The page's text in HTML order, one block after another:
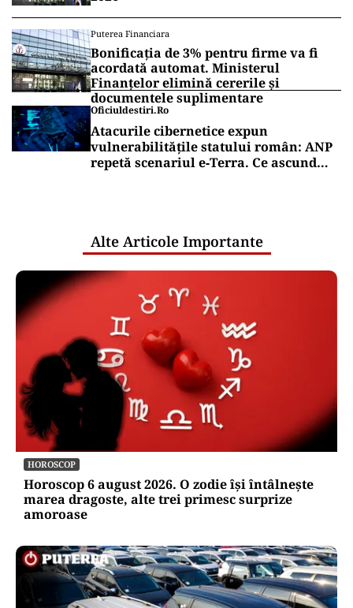
Puterea Financiara
Bonificația de 3% pentru firme va fi
acordată automat. Ministerul
Finanțelor elimină cererile și
documentele suplimentare
Oficiuldestiri.ro
Atacurile cibernetice expun
vulnerabilitățile statului român: ANP
repetă scenariul e‑Terra. Ce ascund
Alte Articole Importante
HOROSCOP
Horoscop 6 august 2026. O zodie își întâlnește
marea dragoste, alte trei primesc surprize
amoroase